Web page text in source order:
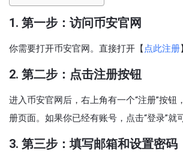
1. 第一步：访问币安官网
你需要打开币安官网。直接打开【 点此注册
2. 第二步：点击注册按钮
进入币安官网后，右上角有一个“注册”按钮
册页面。如果你已经有账号，点击“登录”就
3. 第三步：填写邮箱和设置密码